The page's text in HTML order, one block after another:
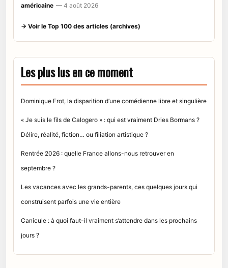
américaine — 4 août 2026
→ Voir le Top 100 des articles (archives)
Les plus lus en ce moment
Dominique Frot, la disparition d’une comédienne libre et singulière
« Je suis le fils de Calogero » : qui est vraiment Dries Bormans ?
Délire, réalité, fiction… ou filiation artistique ?
Rentrée 2026 : quelle France allons-nous retrouver en
septembre ?
Les vacances avec les grands-parents, ces quelques jours qui
construisent parfois une vie entière
Canicule : à quoi faut-il vraiment s’attendre dans les prochains
jours ?